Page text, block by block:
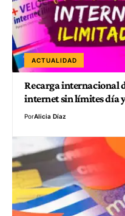
ACTUALIDAD
Recarga internacional
internet sin límites día
PorAlicia Díaz